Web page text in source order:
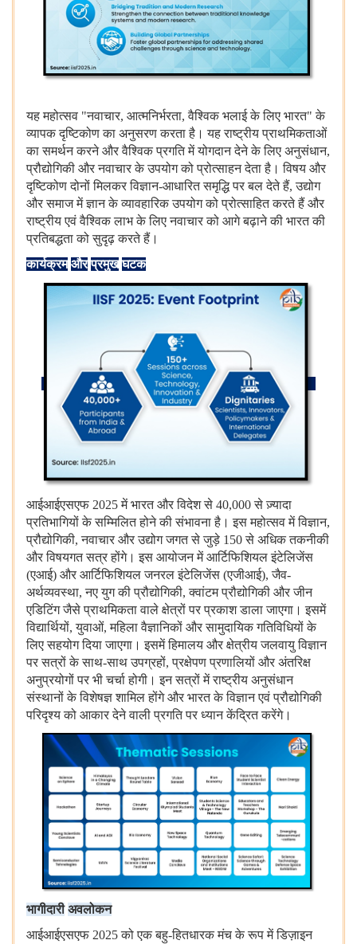
यह महोत्सव "नवाचार, आत्मनिर्भरता, वैश्विक भलाई के लिए भारत" के
व्यापक दृष्टिकोण का अनुसरण करता है। यह राष्ट्रीय प्राथमिकताओं
का समर्थन करने और वैश्विक प्रगति में योगदान देने के लिए अनुसंधान,
प्रौद्योगिकी और नवाचार के उपयोग को प्रोत्साहन देता है। विषय और
दृष्टिकोण दोनों मिलकर विज्ञान-आधारित समृद्धि पर बल देते हैं, उद्योग
और समाज में ज्ञान के व्यावहारिक उपयोग को प्रोत्साहित करते हैं और
राष्ट्रीय एवं वैश्विक लाभ के लिए नवाचार को आगे बढ़ाने की भारत की
प्रतिबद्धता को सुदृढ़ करते हैं।
कार्यक्रम और प्रमुख घटक
आईआईएसएफ 2025 में भारत और विदेश से 40,000 से ज़्यादा
प्रतिभागियों के सम्मिलित होने की संभावना है। इस महोत्सव में विज्ञान,
प्रौद्योगिकी, नवाचार और उद्योग जगत से जुड़े 150 से अधिक तकनीकी
और विषयगत सत्र होंगे। इस आयोजन में आर्टिफिशियल इंटेलिजेंस
(एआई) और आर्टिफिशियल जनरल इंटेलिजेंस (एजीआई), जैव-
अर्थव्यवस्था, नए युग की प्रौद्योगिकी, क्वांटम प्रौद्योगिकी और जीन
एडिटिंग जैसे प्राथमिकता वाले क्षेत्रों पर प्रकाश डाला जाएगा। इसमें
विद्यार्थियों, युवाओं, महिला वैज्ञानिकों और सामुदायिक गतिविधियों के
लिए सहयोग दिया जाएगा। इसमें हिमालय और क्षेत्रीय जलवायु विज्ञान
पर सत्रों के साथ-साथ उपग्रहों, प्रक्षेपण प्रणालियों और अंतरिक्ष
अनुप्रयोगों पर भी चर्चा होगी। इन सत्रों में राष्ट्रीय अनुसंधान
संस्थानों के विशेषज्ञ शामिल होंगे और भारत के विज्ञान एवं प्रौद्योगिकी
परिदृश्य को आकार देने वाली प्रगति पर ध्यान केंद्रित करेंगे।
भागीदारी अवलोकन
आईआईएसएफ 2025 को एक बहु-हितधारक मंच के रूप में डिज़ाइन